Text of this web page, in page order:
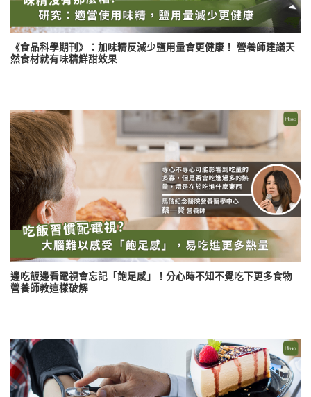
《食品科學期刊》：加味精反減少鹽用量會更健康！ 營養師建議天
然食材就有味精鮮甜效果
邊吃飯邊看電視會忘記「飽足感」！分心時不知不覺吃下更多食物
營養師教這樣破解